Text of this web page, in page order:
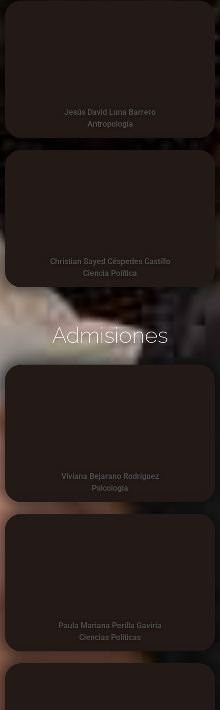
Jesús David Luna Barrero
Antropología
Christian Sayed Céspedes Castillo
Ciencia Política
Admisiones
Viviana Bejarano Rodríguez
Psicología
Paula Mariana Perilla Gaviria
Ciencias Políticas